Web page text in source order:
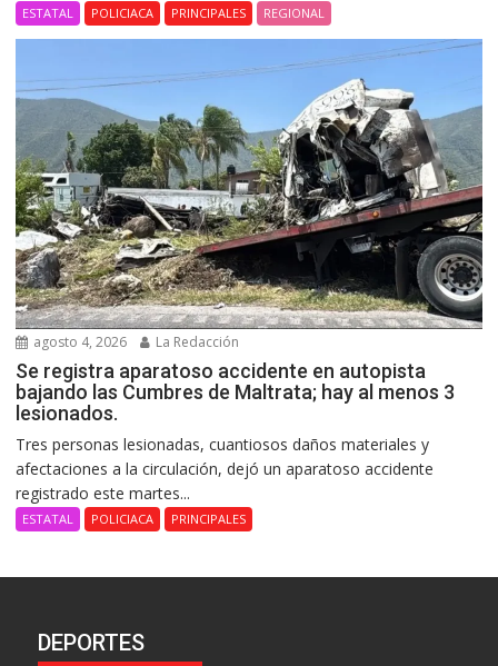
ESTATAL POLICIACA PRINCIPALES REGIONAL
agosto 4, 2026 La Redacción
Se registra aparatoso accidente en autopista
bajando las Cumbres de Maltrata; hay al menos 3
lesionados.
Tres personas lesionadas, cuantiosos daños materiales y
afectaciones a la circulación, dejó un aparatoso accidente
registrado este martes...
ESTATAL POLICIACA PRINCIPALES
DEPORTES